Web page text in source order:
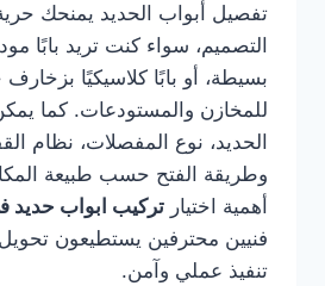
تفصيل أبواب الحديد يمنحك
التصميم، سواء كنت تريد بابًا
بسيطة، أو بابًا كلاسيكيًا بزخارف
للمخازن والمستودعات. كما
الحديد، نوع المفصلات، نظام
وطريقة الفتح حسب طبيعة
أهمية اختيار تركيب ابواب حديد
فنيين محترفين يستطيعون
تنفيذ عملي وآمن.